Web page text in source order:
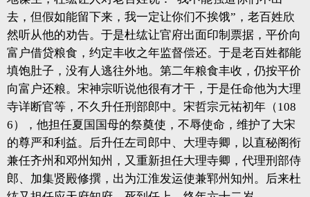
去，但假如能留下来，我一定让你们不挨饿”，老百姓欣
然听从他的劝告。于是杜纮让官府出面印制票据，平价向
富户借贷粮食，约定丰收之年监督偿还。于是老百姓都能
填饱肚子，没有人逃往外地。第二年粮食丰收，仍按平价
向富户还粮。宋神宗听说他很有才干，于是任命他为大理
寺详断官等，不久升任刑部郎中。宋哲宗元祐初年（108
6），他担任夏国国母的祭奠使，不辱使命，维护了大宋
的尊严和利益。后升任左司郎中、大理寺卿，以直秘阁衔
兼任齐州和邓州知州，又重新担任大理寺卿，代理刑部侍
郎、加集贤殿修撰，出为江淮发运使兼郓州知州。后来杜